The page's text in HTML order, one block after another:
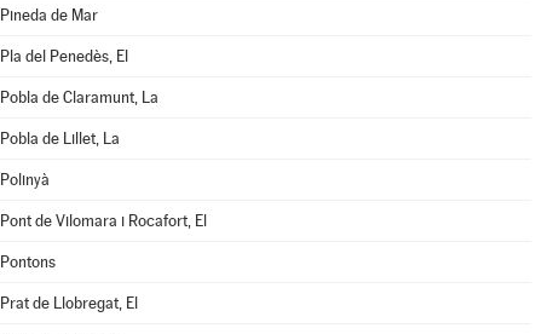
Pineda de Mar
Pla del Penedès, El
Pobla de Claramunt, La
Pobla de Lillet, La
Polinyà
Pont de Vilomara i Rocafort, El
Pontons
Prat de Llobregat, El